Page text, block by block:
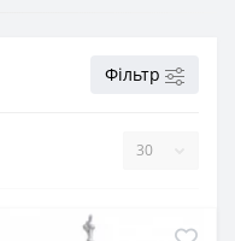
Фільтр